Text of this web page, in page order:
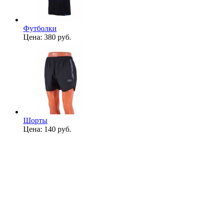
Футболки
Цена: 380 руб.
Шорты
Цена: 140 руб.